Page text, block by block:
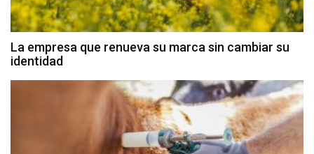
La empresa que renueva su marca sin cambiar su
identidad